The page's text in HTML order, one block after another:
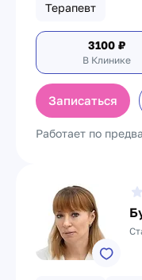
Терапевт
3100 ₽
В Клинике
Записаться
Работает по